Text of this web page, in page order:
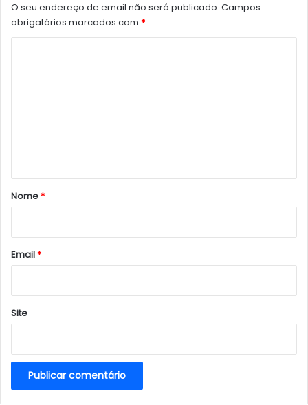
O seu endereço de email não será publicado. Campos
obrigatórios marcados com *
r
*
Nome*
Email*
Site